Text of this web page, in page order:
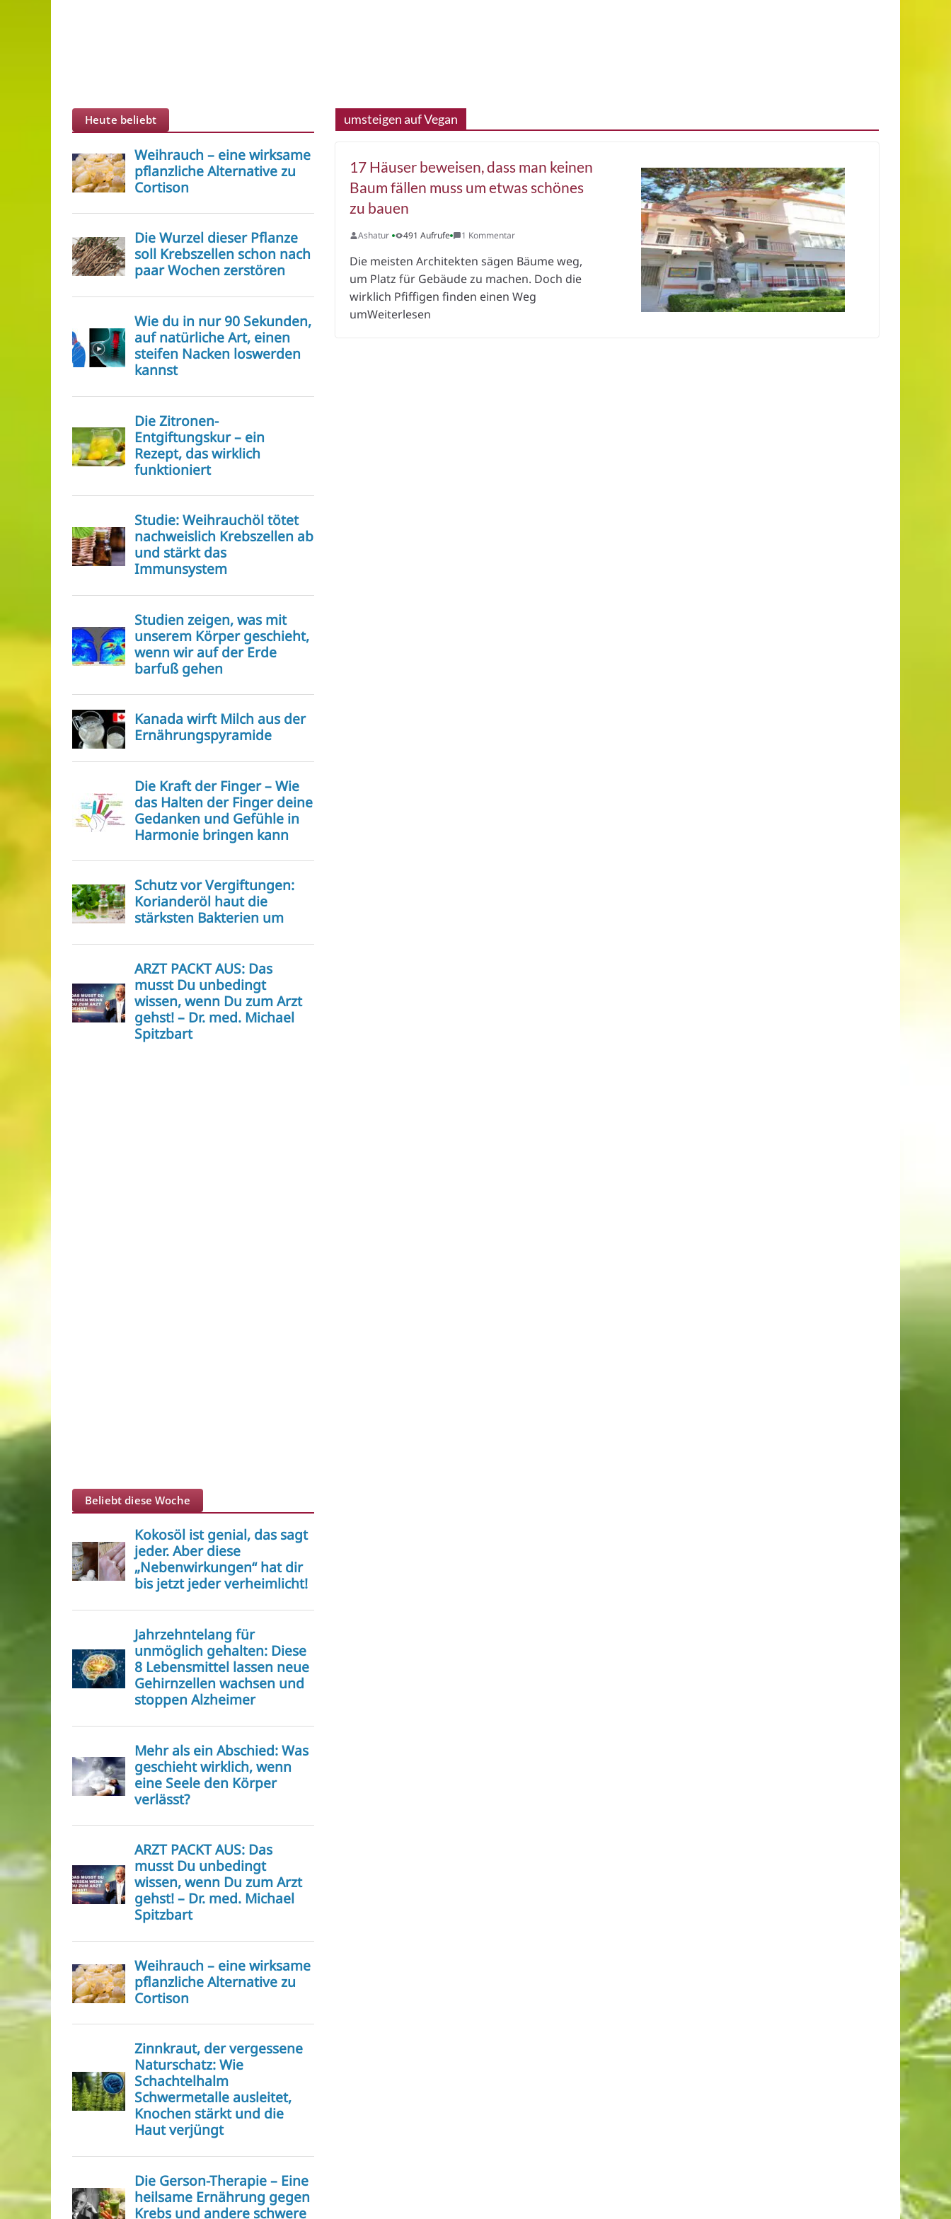
umsteigen auf Vegan
17 Häuser beweisen, dass man keinen
Baum fällen muss um etwas schönes
zu bauen
Ashatur 491 Aufrufe 1 Kommentar
Die meisten Architekten sägen Bäume weg,
um Platz für Gebäude zu machen. Doch die
wirklich Pfiffigen finden einen Weg
umWeiterlesen
Heute beliebt
Beliebt diese Woche